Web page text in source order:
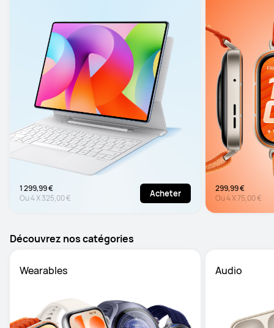
1 299,99 €
Ou4X325,00 € Acheter
299,99 €
Ou4X75,00 €
Découvrez nos catégories
Wearables Audio